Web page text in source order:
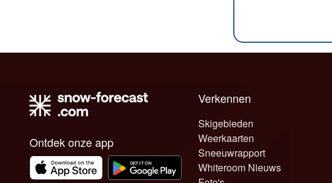
Ontdek onze app
Verkennen
Skigebieden
Weerkaarten
Sneeuwrapport
Whiteroom Nieuws